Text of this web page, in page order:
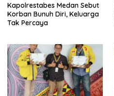
Kapolrestabes Medan Sebut
Korban Bunuh Diri, Keluarga
Tak Percaya